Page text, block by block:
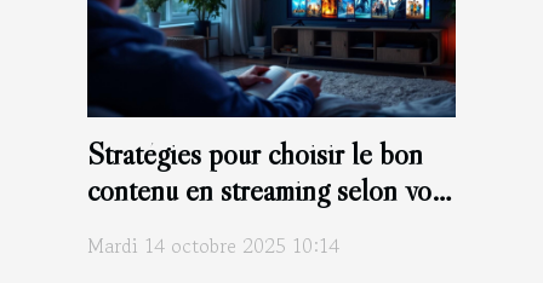
Stratégies pour choisir le bon
contenu en streaming selon vos
Mardi 14 octobre 2025 10:14